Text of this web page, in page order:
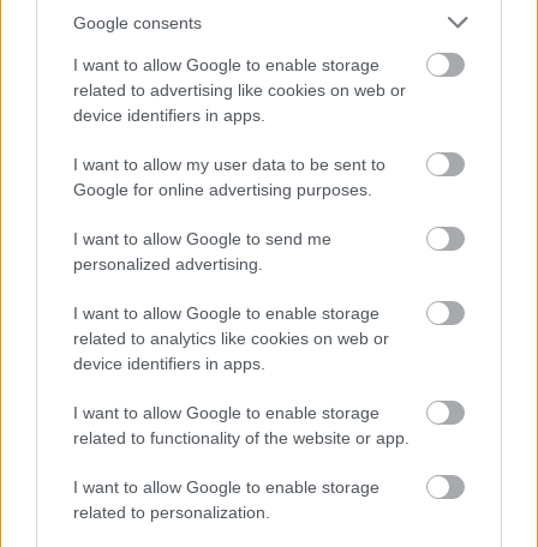
Google consents
I want to allow Google to enable storage
related to advertising like cookies on web or
device identifiers in apps.
I want to allow my user data to be sent to
Google for online advertising purposes.
I want to allow Google to send me
personalized advertising.
I want to allow Google to enable storage
related to analytics like cookies on web or
device identifiers in apps.
I want to allow Google to enable storage
related to functionality of the website or app.
I want to allow Google to enable storage
related to personalization.
Yonin Bayashi:Sora To Kumo